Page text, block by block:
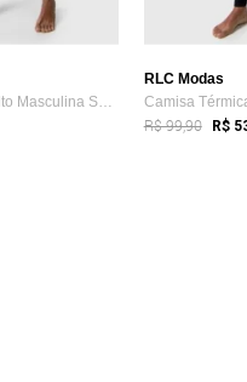
Camisa Térmica Adulto Masculina Segunda ...
RLC Modas
R$ 99,90 R$